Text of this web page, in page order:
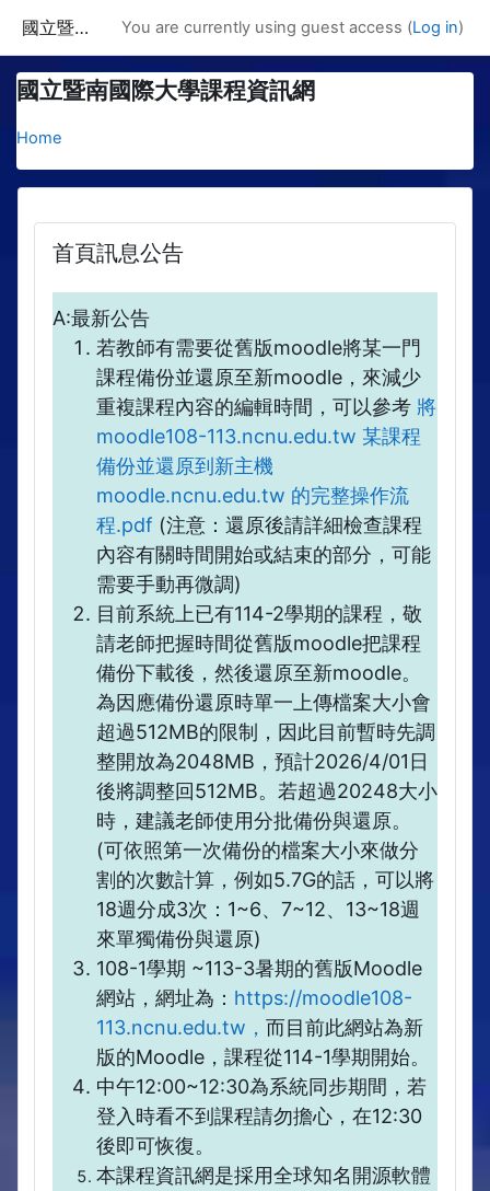
國立暨南國際大學課程資訊網 You are currently using guest access (Log in)
國立暨南國際大學課程資訊網
Home
首頁訊息公告
A:最新公告
若教師有需要從舊版moodle將某一門
課程備份並還原至新moodle，來減少
重複課程內容的編輯時間，可以參考 將
moodle108-113.ncnu.edu.tw 某課程
備份並還原到新主機
moodle.ncnu.edu.tw 的完整操作流
程.pdf (注意：還原後請詳細檢查課程
內容有關時間開始或結束的部分，可能
需要手動再微調)
目前系統上已有114-2學期的課程，敬
請老師把握時間從舊版moodle把課程
備份下載後，然後還原至新moodle。
為因應備份還原時單一上傳檔案大小會
超過512MB的限制，因此目前暫時先調
整開放為2048MB，預計2026/4/01日
後將調整回512MB。若超過20248大小
時，建議老師使用分批備份與還原。
(可依照第一次備份的檔案大小來做分
割的次數計算，例如5.7G的話，可以將
18週分成3次：1~6、7~12、13~18週
來單獨備份與還原)
108-1學期 ~113-3暑期的舊版Moodle
網站，網址為： https://moodle108-
113.ncnu.edu.tw， 而目前此網站為新
版的Moodle，課程從114-1學期開始。
中午12:00~12:30為系統同步期間，若
登入時看不到課程請勿擔心，在12:30
後即可恢復。
本課程資訊網是採用全球知名開源軟體